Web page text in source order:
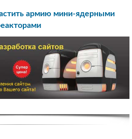
армию мини-ядерными